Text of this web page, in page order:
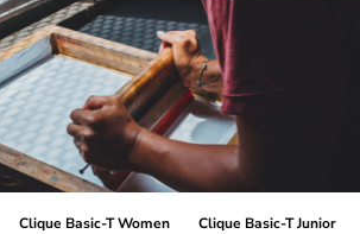
Clique Basic-T Women Clique Basic-T Junior